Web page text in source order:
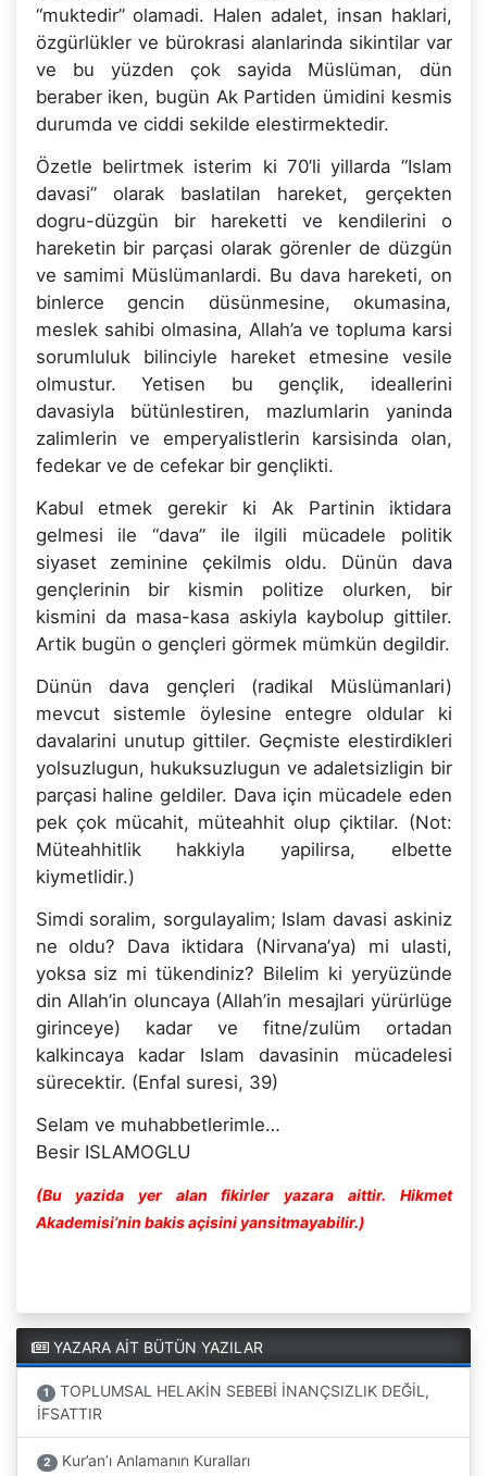
“muktedir” olamadi. Halen adalet, insan haklari,
özgürlükler ve bürokrasi alanlarinda sikintilar var
ve bu yüzden çok sayida Müslüman, dün
beraber iken, bugün Ak Partiden ümidini kesmis
durumda ve ciddi sekilde elestirmektedir.
Özetle belirtmek isterim ki 70’li yillarda “Islam
davasi” olarak baslatilan hareket, gerçekten
dogru-düzgün bir hareketti ve kendilerini o
hareketin bir parçasi olarak görenler de düzgün
ve samimi Müslümanlardi. Bu dava hareketi, on
binlerce gencin düsünmesine, okumasina,
meslek sahibi olmasina, Allah’a ve topluma karsi
sorumluluk bilinciyle hareket etmesine vesile
olmustur. Yetisen bu gençlik, ideallerini
davasiyla bütünlestiren, mazlumlarin yaninda
zalimlerin ve emperyalistlerin karsisinda olan,
fedekar ve de cefekar bir gençlikti.
Kabul etmek gerekir ki Ak Partinin iktidara
gelmesi ile “dava” ile ilgili mücadele politik
siyaset zeminine çekilmis oldu. Dünün dava
gençlerinin bir kismin politize olurken, bir
kismini da masa-kasa askiyla kaybolup gittiler.
Artik bugün o gençleri görmek mümkün degildir.
Dünün dava gençleri (radikal Müslümanlari)
mevcut sistemle öylesine entegre oldular ki
davalarini unutup gittiler. Geçmiste elestirdikleri
yolsuzlugun, hukuksuzlugun ve adaletsizligin bir
parçasi haline geldiler. Dava için mücadele eden
pek çok mücahit, müteahhit olup çiktilar. (Not:
Müteahhitlik hakkiyla yapilirsa, elbette
kiymetlidir.)
Simdi soralim, sorgulayalim; Islam davasi askiniz
ne oldu? Dava iktidara (Nirvana’ya) mi ulasti,
yoksa siz mi tükendiniz? Bilelim ki yeryüzünde
din Allah’in oluncaya (Allah’in mesajlari yürürlüge
girinceye) kadar ve fitne/zulüm ortadan
kalkincaya kadar Islam davasinin mücadelesi
sürecektir. (Enfal suresi, 39)
Selam ve muhabbetlerimle…
Besir ISLAMOGLU
(Bu yazida yer alan fikirler yazara aittir. Hikmet
Akademisi’nin bakis açisini yansitmayabilir.)
YAZARA AİT BÜTÜN YAZILAR
1
TOPLUMSAL HELAKİN SEBEBİ İNANÇSIZLIK DEĞİL,
İFSATTIR
2 Kur’an’ı Anlamanın Kuralları